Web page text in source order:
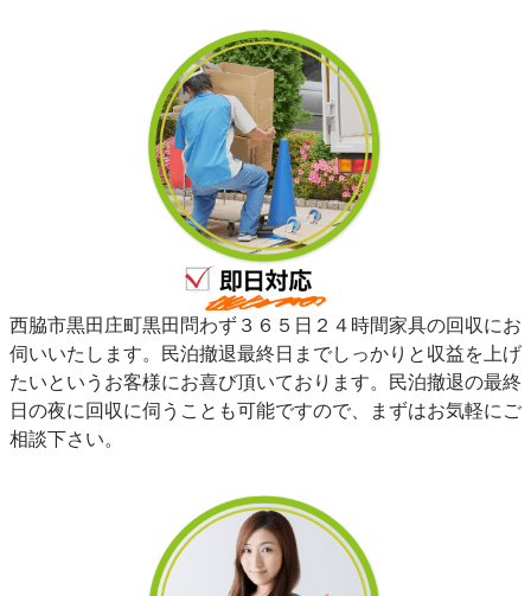
西脇市黒田庄町黒田問わず３６５日２４時間家具の回収にお
伺いいたします。民泊撤退最終日までしっかりと収益を上げ
たいというお客様にお喜び頂いております。民泊撤退の最終
日の夜に回収に伺うことも可能ですので、まずはお気軽にご
相談下さい。